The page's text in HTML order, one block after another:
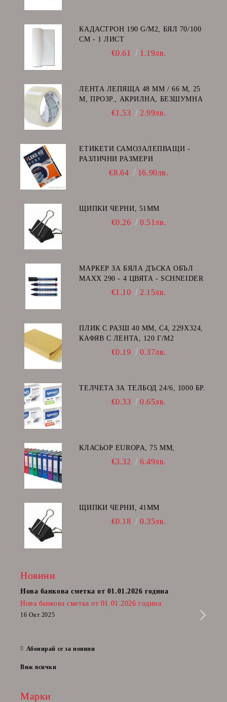
КАДАСТРОН 190 G/M2, БЯЛ 70/100
СМ - 1 ЛИСТ
€0.61 1.19лв.
ЛЕНТА ЛЕПЯЩА 48 ММ / 66 М, 25
Μ, ПРОЗР., АКРИЛНА, БЕЗШУМНА
€1.53 2.99лв.
ЕТИКЕТИ САМОЗАЛЕПВАЩИ -
РАЗЛИЧНИ РАЗМЕРИ
€8.64 16.90лв.
ЩИПКИ ЧЕРНИ, 51ММ
€0.26 0.51лв.
МАРКЕР ЗА БЯЛА ДЪСКА ОБЪЛ
MAXX 290 - 4 ЦВЯТА - SCHNEIDER
€1.10 2.15лв.
ПЛИК С РАЗШ 40 MM, C4, 229Х324,
КАФЯВ С ЛЕНТА, 120 Г/М2
€0.19 0.37лв.
ТЕЛЧЕТА ЗА ТЕЛБОД 24/6, 1000 БР.
€0.33 0.65лв.
КЛАСЬОР EUROPA, 75 ММ,
€3.32 6.49лв.
ЩИПКИ ЧЕРНИ, 41ММ
€0.18 0.35лв.
Новини
Нова банкова сметка от 01.01.2026 година
Нова банкова сметка от 01.01.2026 година
16 Окт 2025
Абонирай се за новини
Виж всички
Марки